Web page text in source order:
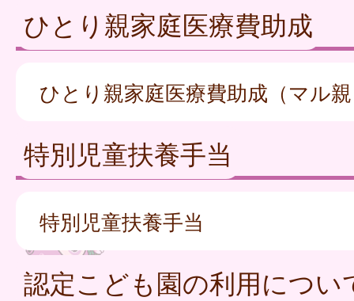
ひとり親家庭医療費助成
ひとり親家庭医療費助成（マル
特別児童扶養手当
特別児童扶養手当
認定こども園の利用につい